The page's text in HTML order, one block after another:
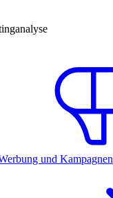
und Kampagnen